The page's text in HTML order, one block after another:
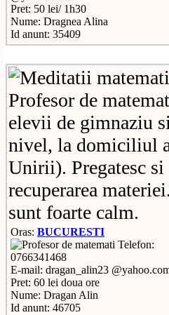
Pret: 50 lei/ 1h30
Nume: Dragnea Alina
Id anunt: 35409
Profesor de
elevii de gimnaziu
nivel, la domiciliul
Unirii). Pregatesc
recuperarea
sunt foarte calm.
Oras: BUCURESTI
Telefon:
0766341468
E-mail: dragan_alin23
Pret: 60 lei doua ore
Nume: Dragan Alin
Id anunt: 46705